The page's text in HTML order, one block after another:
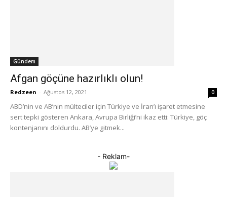
Gündem
Afgan göçüne hazırlıklı olun!
Redzeen - Ağustos 12, 2021 0
ABD’nin ve AB’nin mülteciler için Türkiye ve İran’ı işaret etmesine
sert tepki gösteren Ankara, Avrupa Birliği’ni ikaz etti: Türkiye, göç
kontenjanını doldurdu. AB’ye gitmek...
- Reklam-